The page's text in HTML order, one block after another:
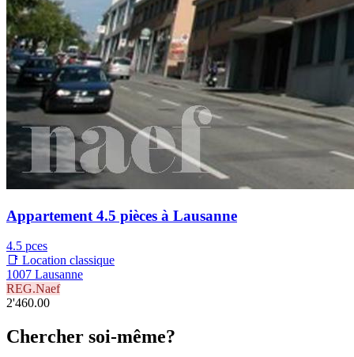
Appartement 4.5 pièces à Lausanne
4.5 pces
📑 Location classique
1007 Lausanne
REG.Naef
2'460.00
Chercher soi-même?